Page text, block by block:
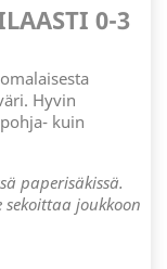
0-3
Hyvin
kuin
paperisäkissä.
joukkoon